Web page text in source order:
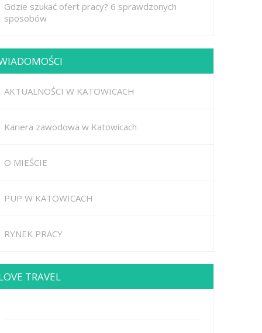
Gdzie szukać ofert pracy? 6 sprawdzonych
sposobów
AKTUALNOŚCI W KATOWICACH
Kariera zawodowa w Katowicach
O MIEŚCIE
PUP W KATOWICACH
RYNEK PRACY
TRAVEL